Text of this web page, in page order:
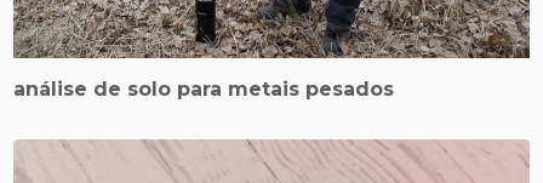
análise de solo para metais pesados